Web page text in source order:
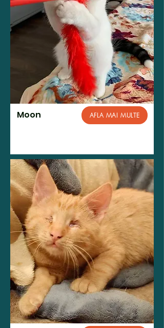
Moon AFLA MAI MULTE